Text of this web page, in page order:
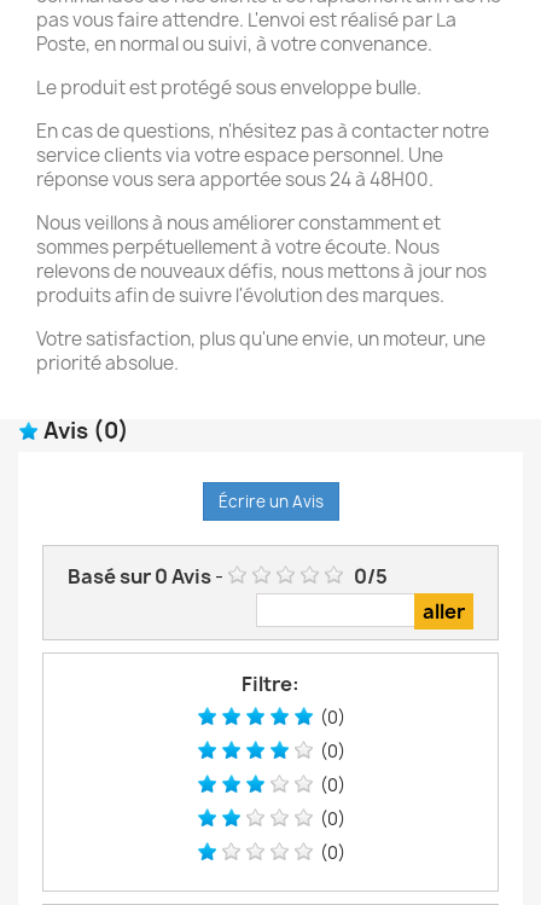
pas vous faire attendre. L'envoi est réalisé par La
Poste, en normal ou suivi, à votre convenance.
Le produit est protégé sous enveloppe bulle.
En cas de questions, n'hésitez pas à contacter notre
service clients via votre espace personnel. Une
réponse vous sera apportée sous 24 à 48H00.
Nous veillons à nous améliorer constamment et
sommes perpétuellement à votre écoute. Nous
relevons de nouveaux défis, nous mettons à jour nos
produits afin de suivre l'évolution des marques.
Votre satisfaction, plus qu'une envie, un moteur, une
priorité absolue.
Avis (0)
Écrire un Avis
Basé sur0Avis- 0/5
Filtre:
(0)
(0)
(0)
(0)
(0)